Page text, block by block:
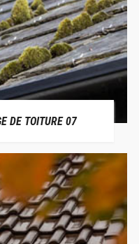
DE TOITURE 07